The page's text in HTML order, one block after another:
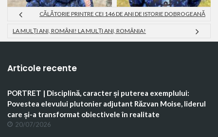
CĂLĂTORIE PRINTRE CEI 146 DE ANI DE ISTORIE DOBROGEANĂ
LA MULȚI ANI, ROMÂNI! LA MULȚI ANI, ROMÂNIA!
Articole recente
PORTRET | Disciplină, caracter și puterea exemplului:
Povestea elevului plutonier adjutant Răzvan Moise, liderul
care și-a transformat obiectivele în realitate
20/07/2026